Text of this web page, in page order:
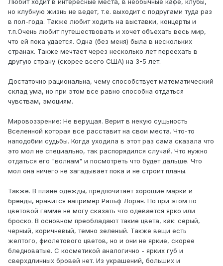
но клубную жизнь не ведет, т.е. выходит с подругами туда раз
в пол-года. Также любит ходить на выставки, концерты и
т.п.Очень любит путешествовать и хочет объехать весь мир,
что ей пока удается. Одна (без меня) была в нескольких
странах. Также мечтает через несколько лет переехать в
другую страну (скорее всего США) на 3-5 лет.
Достаточно рациональна, чему способствует математический
склад ума, но при этом все равно способна отдаться
чувствам, эмоциям.
Мировоззрение: Не верущая. Верит в некую сущьность
Вселенной которая все расставит на свои места. Что-то
наподобии судьбы. Когда уходила в этот раз сама сказала что
это мол не специально, так распорядился случай. Что нужно
отдаться его "волнам" и посмотреть что будет дальше. Что
мол она ничего не загадывает пока и не строит планы.
Также. В плане одежды, предпочитает хорошие марки и
бренды, нравится например Ральф Лоран. Но при этом по
цветовой гамме не могу сказать что одевается ярко или
броско. В основном преобладают такие цвета, как: серый,
черный, коричневый, темно зеленый. Также вещи есть
желтого, фиолетового цветов, но и они не яркие, скорее
бледноватые. С косметикой аналогично - ярких губ и
сверхдлинных бровей нет. Из украшений, больших и